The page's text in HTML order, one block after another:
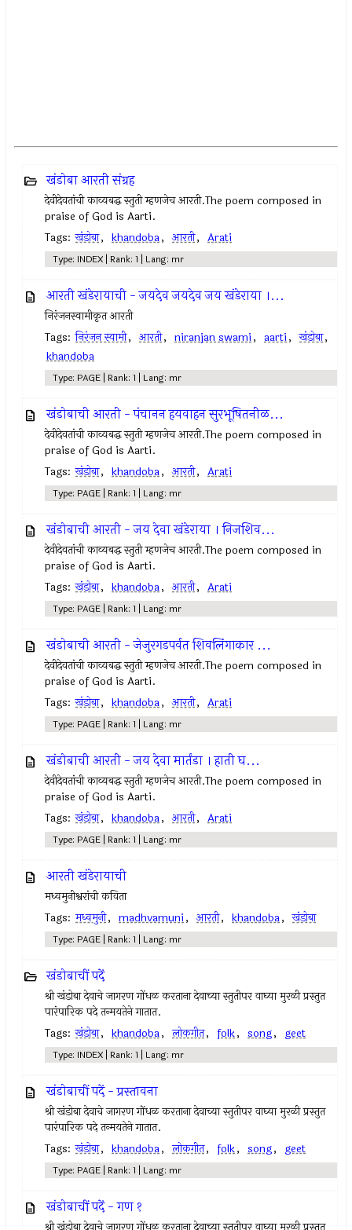
खंडोबा आरती संग्रह
देवीदेवतांची काव्यबद्ध स्तुती म्हणजेच आरती.The poem composed in
praise of God is Aarti.
Tags: खंडोबा, khandoba, आरती, Arati
Type: INDEX | Rank: 1 | Lang: mr
आरती खंडेरायाची - जयदेव जयदेव जय खंडेराया ।...
निरंजनस्वामीकृत आरती
Tags: निरंजन स्वामी, आरती, niranjan swami, aarti, खंडोबा,
khandoba
Type: PAGE | Rank: 1 | Lang: mr
खंडोबाची आरती - पंचानन हयवाहन सुरभूषितनीळ...
देवीदेवतांची काव्यबद्ध स्तुती म्हणजेच आरती.The poem composed in
praise of God is Aarti.
Tags: खंडोबा, khandoba, आरती, Arati
Type: PAGE | Rank: 1 | Lang: mr
खंडोबाची आरती - जय देवा खंडेराया । निजशिव...
देवीदेवतांची काव्यबद्ध स्तुती म्हणजेच आरती.The poem composed in
praise of God is Aarti.
Tags: खंडोबा, khandoba, आरती, Arati
Type: PAGE | Rank: 1 | Lang: mr
खंडोबाची आरती - जेजुरगडपर्वत शिवलिंगाकार ...
देवीदेवतांची काव्यबद्ध स्तुती म्हणजेच आरती.The poem composed in
praise of God is Aarti.
Tags: खंडोबा, khandoba, आरती, Arati
Type: PAGE | Rank: 1 | Lang: mr
खंडोबाची आरती - जय देवा मार्तंडा । हाती घ...
देवीदेवतांची काव्यबद्ध स्तुती म्हणजेच आरती.The poem composed in
praise of God is Aarti.
Tags: खंडोबा, khandoba, आरती, Arati
Type: PAGE | Rank: 1 | Lang: mr
आरती खंडेरायाची
मध्वमुनीश्वरांची कविता
Tags: मध्वमुनी, madhvamuni, आरती, khandoba, खंडोबा
Type: PAGE | Rank: 1 | Lang: mr
खंडोबाचीं पदें
श्री खंडोबा देवाचे जागरण गोंधळ करताना देवाच्या स्तुतीपर वाघ्या मुरळी प्रस्तुत
पारंपारिक पदे तन्मयतेने गातात.
Tags: खंडोबा, khandoba, लोकगीत, folk, song, geet
Type: INDEX | Rank: 1 | Lang: mr
खंडोबाचीं पदें - प्रस्तावना
श्री खंडोबा देवाचे जागरण गोंधळ करताना देवाच्या स्तुतीपर वाघ्या मुरळी प्रस्तुत
पारंपारिक पदे तन्मयतेने गातात.
Tags: खंडोबा, khandoba, लोकगीत, folk, song, geet
Type: PAGE | Rank: 1 | Lang: mr
खंडोबाचीं पदें - गण १